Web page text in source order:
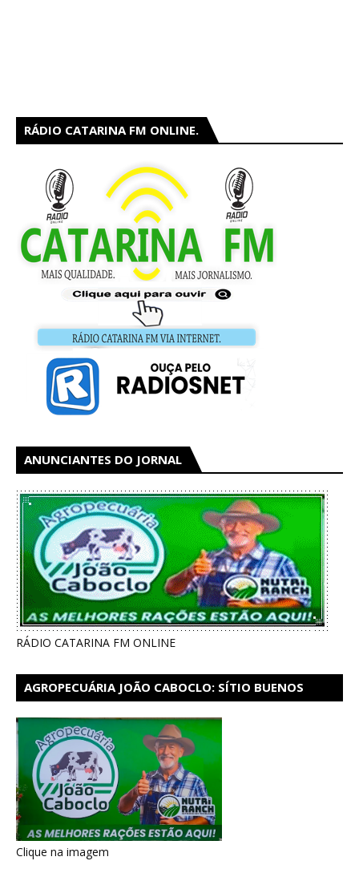
RÁDIO CATARINA FM ONLINE.
ANUNCIANTES DO JORNAL
RÁDIO CATARINA FM ONLINE
AGROPECUÁRIA JOÃO CABOCLO: SÍTIO BUENOS
Clique na imagem